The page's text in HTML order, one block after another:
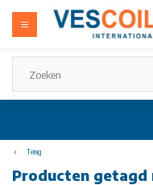
Terug
Producten getagd